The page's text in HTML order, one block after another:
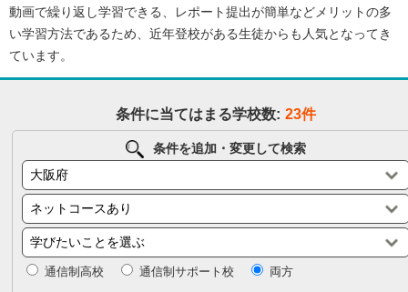
関東 北海道・東北
東海
九州・沖縄
動画で繰り返し学習できる、レポート提出が簡単などメリットの多
い学習方法であるため、近年登校がある生徒からも人気となってき
ています。
条件に当てはまる学校数: 23件
条件を追加・変更して検索
通信制高校 通信制サポート校 両方